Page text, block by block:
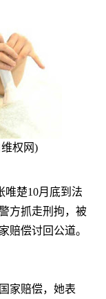
权网)
唯楚10月底到法
方抓走刑拘，被
赔偿讨回公道。
家赔偿，她表